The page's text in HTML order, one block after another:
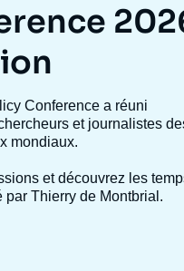
Conference a réuni
et journalistes
mondiaux.
et découvrez les
par Thierry de Montbrial.